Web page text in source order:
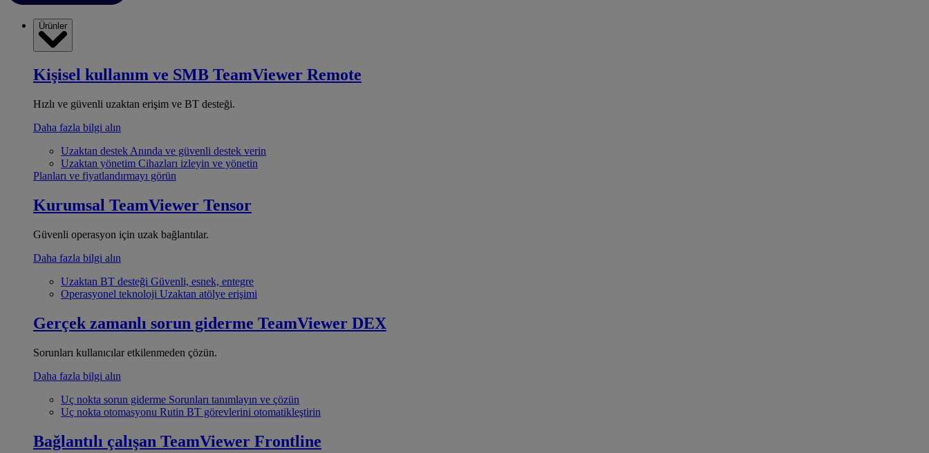
Ürünler
Kişisel kullanım ve SMB TeamViewer Remote
Hızlı ve güvenli uzaktan erişim ve BT desteği.
Daha fazla bilgi alın
Uzaktan destek Anında ve güvenli destek verin
Uzaktan yönetim Cihazları izleyin ve yönetin
Planları ve fiyatlandırmayı görün
Kurumsal TeamViewer Tensor
Güvenli operasyon için uzak bağlantılar.
Daha fazla bilgi alın
Uzaktan BT desteği Güvenli, esnek, entegre
Operasyonel teknoloji Uzaktan atölye erişimi
Gerçek zamanlı sorun giderme TeamViewer DEX
Sorunları kullanıcılar etkilenmeden çözün.
Daha fazla bilgi alın
Uç nokta sorun giderme Sorunları tanımlayın ve çözün
Uç nokta otomasyonu Rutin BT görevlerini otomatikleştirin
Bağlantılı çalışan TeamViewer Frontline